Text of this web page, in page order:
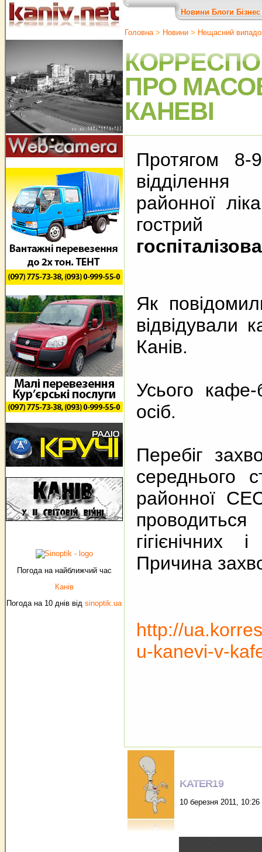
Погода на найближчий час
Канів
Погода на 10 днів відsinoptik.ua
Новини Блоги Бізнес
Головна> Новини > Нещасний
ПРО
КАНЕВІ
Протягом 8-
відділення
районної
гострий
Як
відвідували
Канів.
Усього кафе-
осіб.
Перебіг
середнього
районної
гігієнічних
Причина
http://
u-kanevi-v-
KATER19
10 березня 2011, 10:26